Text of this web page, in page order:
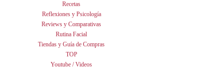
Recetas
Reflexiones y Psicología
Reviews y Comparativas
Rutina Facial
Tiendas y Guía de Compras
TOP
Youtube / Videos